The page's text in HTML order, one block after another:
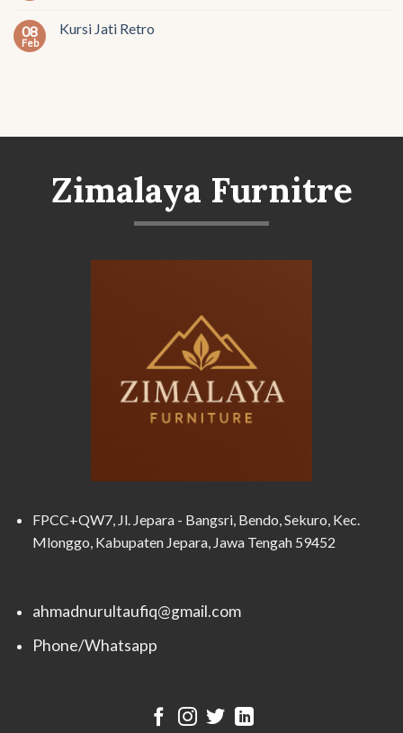
08
Feb
Kursi Jati Retro
Zimalaya Furnitre
FPCC+QW7, Jl. Jepara - Bangsri, Bendo, Sekuro, Kec.
Mlonggo, Kabupaten Jepara, Jawa Tengah 59452
ahmadnurultaufiq@gmail.com
Phone/Whatsapp